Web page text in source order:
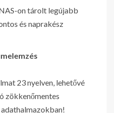
on tárolt legújabb
és naprakész
23 nyelven, lehetővé
zökkenőmentes